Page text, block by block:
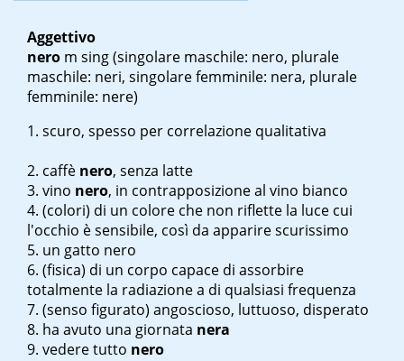
Aggettivo
nero m sing(singolare maschile: nero, plurale
maschile: neri, singolare femminile: nera, plurale
femminile: nere)
scuro, spesso per correlazione qualitativa
caffè nero, senza latte
vino nero, in contrapposizione al vino bianco
(colori) di un colore che non riflette la luce cui
l'occhio è sensibile, così da apparire scurissimo
un gatto nero
(fisica) di un corpo capace di assorbire
totalmente la radiazione a di qualsiasi frequenza
(senso figurato) angoscioso, luttuoso, disperato
ha avuto una giornata nera
vedere tutto nero